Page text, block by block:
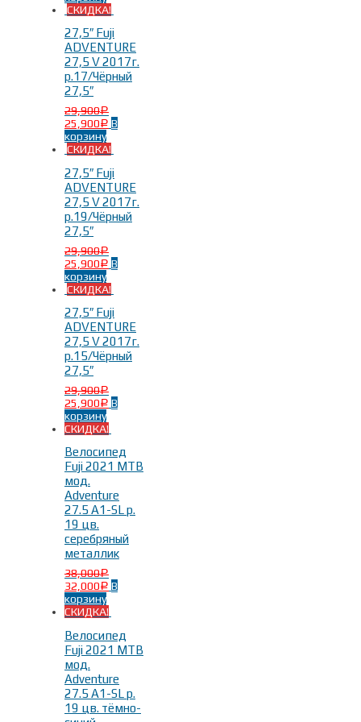
26 дюймов
27,5 дюймов
Fuji
2021г.
2017г.
Алюминий
СКИДКА!
27,5″ Fuji
ADVENTURE
27,5 V 2017г.
р.17/Чёрный
27,5″
29,900Р
25,900 Р В
корзину
СКИДКА!
27,5″ Fuji
ADVENTURE
27,5 V 2017г.
р.19/Чёрный
27,5″
29,900Р
25,900 Р В
корзину
СКИДКА!
27,5″ Fuji
ADVENTURE
27,5 V 2017г.
р.15/Чёрный
27,5″
29,900Р
25,900 Р В
корзину
СКИДКА!
Велосипед
Fuji 2021 MTB
мод.
Adventure
27.5 A1-SL р.
19 цв.
серебряный
металлик
38,000Р
32,000 Р В
корзину
СКИДКА!
Велосипед
Fuji 2021 MTB
мод.
Adventure
27.5 A1-SL р.
19 цв. тёмно-